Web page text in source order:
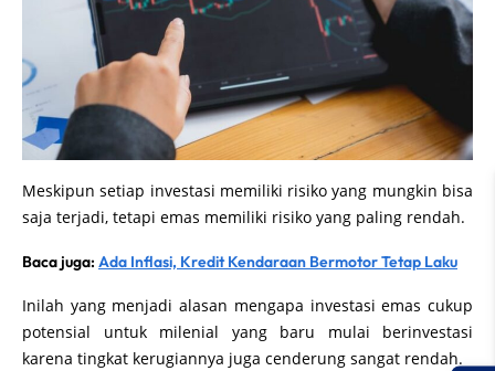
Meskipun setiap investasi memiliki risiko yang mungkin bisa
saja terjadi, tetapi emas memiliki risiko yang paling rendah.
Baca juga: Ada Inflasi, Kredit Kendaraan Bermotor Tetap Laku
Inilah yang menjadi alasan mengapa investasi emas cukup
potensial untuk milenial yang baru mulai berinvestasi
karena tingkat kerugiannya juga cenderung sangat rendah.